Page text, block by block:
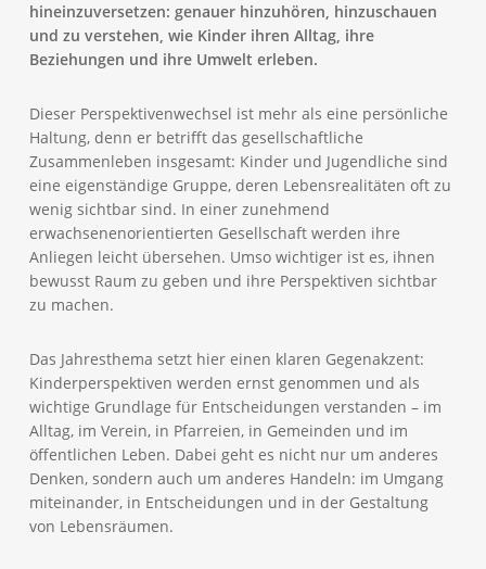
hineinzuversetzen: genauer hinzuhören, hinzuschauen
und zu verstehen, wie Kinder ihren Alltag, ihre
Beziehungen und ihre Umwelt erleben.
Dieser Perspektivenwechsel ist mehr als eine persönliche
Haltung, denn er betrifft das gesellschaftliche
Zusammenleben insgesamt: Kinder und Jugendliche sind
eine eigenständige Gruppe, deren Lebensrealitäten oft zu
wenig sichtbar sind. In einer zunehmend
erwachsenenorientierten Gesellschaft werden ihre
Anliegen leicht übersehen. Umso wichtiger ist es, ihnen
bewusst Raum zu geben und ihre Perspektiven sichtbar
zu machen.
Das Jahresthema setzt hier einen klaren Gegenakzent:
Kinderperspektiven werden ernst genommen und als
wichtige Grundlage für Entscheidungen verstanden – im
Alltag, im Verein, in Pfarreien, in Gemeinden und im
öffentlichen Leben. Dabei geht es nicht nur um anderes
Denken, sondern auch um anderes Handeln: im Umgang
miteinander, in Entscheidungen und in der Gestaltung
von Lebensräumen.